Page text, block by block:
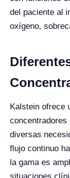
del paciente al
oxígeno,
Kalstein ofrece
diversas
flujo continuo
la gama es